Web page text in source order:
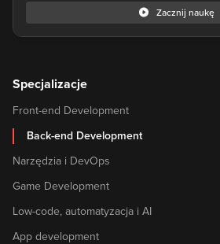
Zacznij naukę
Specjalizacje
Front-end Development
Back-end Development
Narzędzia i DevOps
Game Development
Low-code, automatyzacja i AI
App development